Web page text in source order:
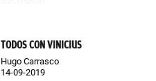
TODOS CON VINICIUS
Hugo Carrasco
14-09-2019